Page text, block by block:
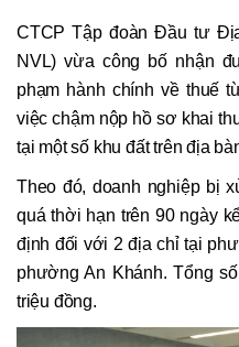
CTCP Tập đoàn Đầu tư
NVL) vừa công bố nhận
phạm hành chính về thuế
việc chậm nộp hồ sơ khai
tại một số khu đất trên địa
Theo đó, doanh nghiệp bị
quá thời hạn trên 90 ngày
định đối với 2 địa chỉ tại
phường An Khánh. Tổng
triệu đồng.